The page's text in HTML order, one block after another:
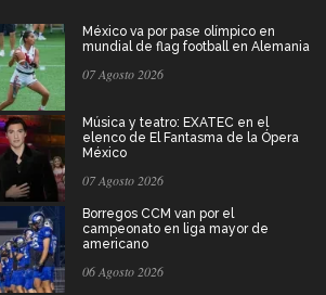
México va por pase olímpico en
mundial de flag football en Alemania
07 Agosto 2026
Música y teatro: EXATEC en el
elenco de El Fantasma de la Ópera
México
07 Agosto 2026
Borregos CCM van por el
campeonato en liga mayor de
americano
06 Agosto 2026